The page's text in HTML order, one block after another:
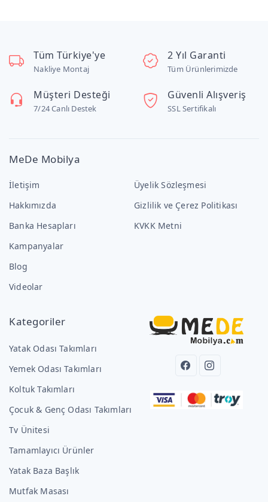
Tüm Türkiye'ye
Nakliye Montaj
2 Yıl Garanti
Tüm Ürünlerimizde
Müşteri Desteği
7/24 Canlı Destek
Güvenli Alışveriş
SSL Sertifikalı
MeDe Mobilya
İletişim
Hakkımızda
Banka Hesapları
Kampanyalar
Blog
Videolar
Üyelik Sözleşmesi
Gizlilik ve Çerez Politikası
KVKK Metni
Kategoriler
Yatak Odası Takımları
Yemek Odası Takımları
Koltuk Takımları
Çocuk & Genç Odası Takımları
Tv Ünitesi
Tamamlayıcı Ürünler
Yatak Baza Başlık
Mutfak Masası